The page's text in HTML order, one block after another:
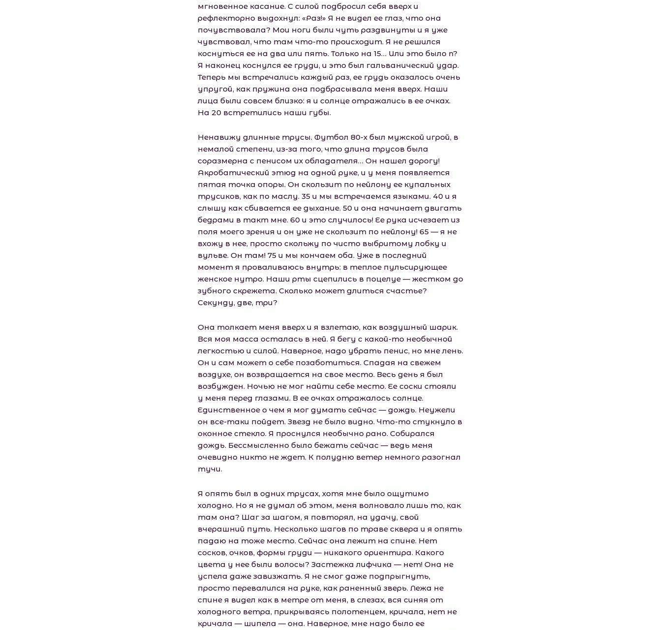
мгновенное касание. С силой подбросил себя вверх и
рефлекторно выдохнул: «Раз!» Я не видел ее глаз, что она
почувствовала? Мои ноги были чуть раздвинуты и я уже
чувствовал, что там что-то происходит. Я не решился
коснуться ее на два или пять. Только на 15… Или это было n?
Я наконец коснулся ее груди, и это был гальванический удар.
Теперь мы встречались каждый раз, ее грудь оказалось очень
упругой, как пружина она подбрасывала меня вверх. Наши
лица были совсем близко: я и солнце отражались в ее очках.
На 20 встретились наши губы.
Ненавижу длинные трусы. Футбол 80-х был мужской игрой, в
немалой степени, из-за того, что длина трусов была
соразмерна с пенисом их обладателя… Он нашел дорогу!
Акробатический этюд на одной руке, и у меня появляется
пятая точка опоры. Он скользит по нейлону ее купальных
трусиков, как по маслу. 35 и мы встречаемся языками. 40 и я
слышу как сбивается ее дыхание. 50 и она начинает двигать
бедрами в такт мне. 60 и это случилось! Ее рука исчезает из
поля моего зрения и он уже не скользит по нейлону! 65 — я не
вхожу в нее, просто скольжу по чисто выбритому лобку и
вульве. Он там! 75 и мы кончаем оба. Уже в последний
момент я проваливаюсь внутрь: в теплое пульсирующее
женское нутро. Наши рты сцепились в поцелуе — жестком до
зубного скрежета. Сколько может длиться счастье?
Секунду, две, три?
Она толкает меня вверх и я взлетаю, как воздушный шарик.
Вся моя масса осталась в ней. Я бегу с какой-то необычной
легкостью и силой. Наверное, надо убрать пенис, но мне лень.
Он и сам может о себе позаботиться. Спадая на свежем
воздухе, он возвращается на свое место. Весь день я был
возбужден. Ночью не мог найти себе место. Ее соски стояли
у меня перед глазами. В ее очках отражалось солнце.
Единственное о чем я мог думать сейчас — дождь. Неужели
он все-таки пойдет. Звезд не было видно. Что-то стукнуло в
оконное стекло. Я проснулся необычно рано. Собирался
дождь. Бессмысленно было бежать сейчас — ведь меня
очевидно никто не ждет. К полудню ветер немного разогнал
тучи.
Я опять был в одних трусах, хотя мне было ощутимо
холодно. Но я не думал об этом, меня волновало лишь то, как
там она? Шаг за шагом, я повторял, на удачу, свой
вчерашний путь. Несколько шагов по траве сквера и я опять
падаю на тоже место. Сейчас она лежит на спине. Нет
сосков, очков, формы груди — никакого ориентира. Какого
цвета у нее были волосы? Застежка лифчика — нет! Она не
успела даже завизжать. Я не смог даже подпрыгнуть,
просто перевалился на руке, как раненный зверь. Лежа не
спине я видел как в метре от меня, в слезах, вся синяя от
холодного ветра, прикрываясь полотенцем, кричала, нет не
кричала — шипела — она. Наверное, мне надо было ее